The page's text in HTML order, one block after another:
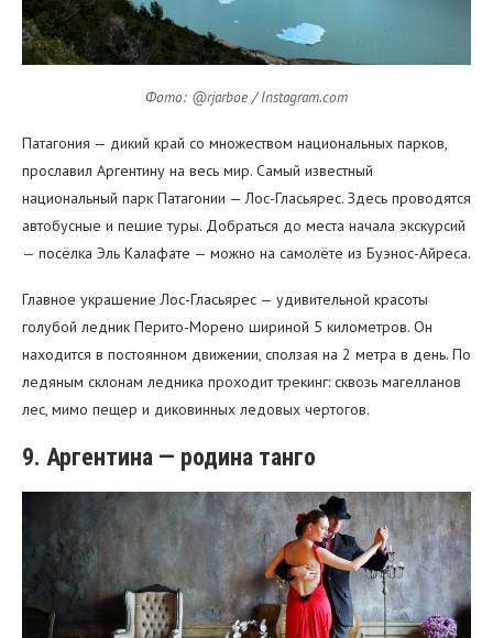
Фото: @rjarboe / Instagram.com
Патагония — дикий край со множеством национальных парков,
прославил Аргентину на весь мир. Самый известный
национальный парк Патагонии — Лос-Гласьярес. Здесь проводятся
автобусные и пешие туры. Добраться до места начала экскурсий
— посёлка Эль Калафате — можно на самолёте из Буэнос-Айреса.
Главное украшение Лос-Гласьярес — удивительной красоты
голубой ледник Перито-Морено шириной 5 километров. Он
находится в постоянном движении, сползая на 2 метра в день. По
ледяным склонам ледника проходит трекинг: сквозь магелланов
лес, мимо пещер и диковинных ледовых чертогов.
9. Аргентина — родина танго